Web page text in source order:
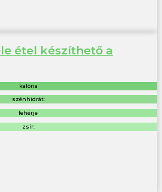
étel készíthető a
kalória
szénhidrát:
fehérje
zsír: